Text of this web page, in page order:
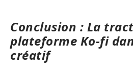
Conclusion : La
plateforme Ko-fi
créatif